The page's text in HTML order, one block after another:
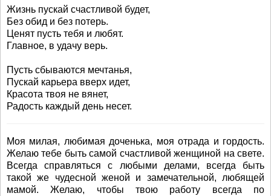
Жизнь пускай счастливой будет,
Без обид и без потерь.
Ценят пусть тебя и любят.
Главное, в удачу верь.
Пусть сбываются мечтанья,
Пускай карьера вверх идет,
Красота твоя не вянет,
Радость каждый день несет.
Моя милая, любимая доченька, моя отрада и гордость.
Желаю тебе быть самой счастливой женщиной на свете.
Всегда справляться с любыми делами, всегда быть
такой же чудесной женой и замечательной, любящей
мамой. Желаю, чтобы твою работу всегда по